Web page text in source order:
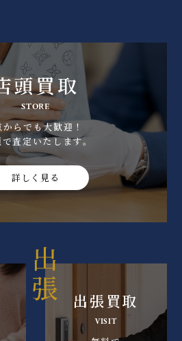
頭買取
STORE
からでも大歓迎！
査定いたします｡
詳しく見る
出張買取
VISIT